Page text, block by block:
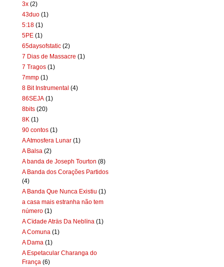
3x (2)
43duo (1)
5:18 (1)
5PE (1)
65daysofstatic (2)
7 Dias de Massacre (1)
7 Tragos (1)
7mmp (1)
8 Bit Instrumental (4)
86SEJA (1)
8bits (20)
8K (1)
90 contos (1)
A Atmosfera Lunar (1)
A Balsa (2)
A banda de Joseph Tourton (8)
A Banda dos Corações Partidos
(4)
A Banda Que Nunca Existiu (1)
a casa mais estranha não tem
número (1)
A Cïdade Aträs Da Neblïna (1)
A Comuna (1)
A Dama (1)
A Espetacular Charanga do
França (6)